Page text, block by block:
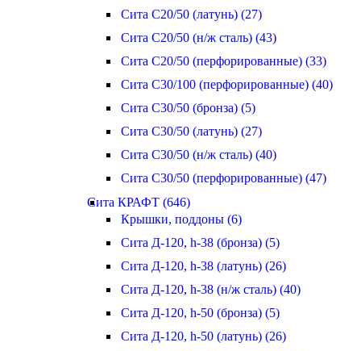
Сита С20/50 (латунь) (27)
Сита С20/50 (н/ж сталь) (43)
Сита С20/50 (перфорированные) (33)
Сита С30/100 (перфорированные) (40)
Сита С30/50 (бронза) (5)
Сита С30/50 (латунь) (27)
Сита С30/50 (н/ж сталь) (40)
Сита С30/50 (перфорированные) (47)
Сита КРАФТ (646)
Крышки, поддоны (6)
Сита Д-120, h-38 (бронза) (5)
Сита Д-120, h-38 (латунь) (26)
Сита Д-120, h-38 (н/ж сталь) (40)
Сита Д-120, h-50 (бронза) (5)
Сита Д-120, h-50 (латунь) (26)